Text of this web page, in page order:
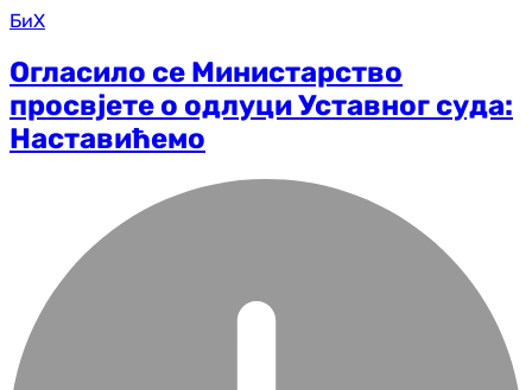
БиХ
Огласило се Министарство
просвјете о одлуци Уставног суда:
Наставићемо